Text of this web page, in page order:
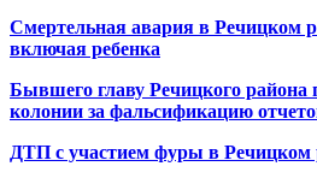
Смертельная авария в Речицком
включая ребенка
Бывшего главу Речицкого района
колонии за фальсификацию
ДТП с участием фуры в Речицком